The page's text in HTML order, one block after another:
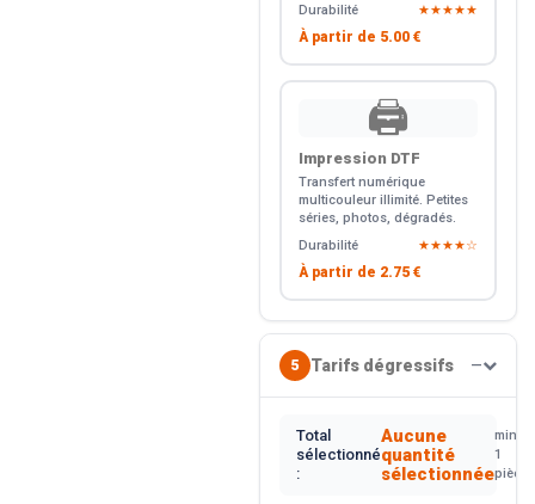
Durabilité
★★★★★
À partir de 5.00 €
🖨️
Impression DTF
Transfert numérique
multicouleur illimité. Petites
séries, photos, dégradés.
Durabilité
★★★★☆
À partir de 2.75 €
5 Tarifs dégressifs —
Total
sélectionné
:
Aucune
quantité
sélectionnée
min.
1
pièce